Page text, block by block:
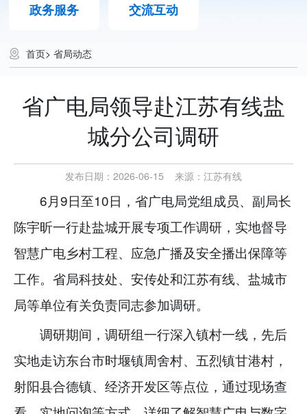
政务服务 交流互动
首页>省局动态
省广电局领导赴江苏有线盐
城分公司调研
发布日期：2026-06-15 来源： 江苏有线
6月9日至10日，省广电局党组成员、副局长
陈宇昕一行赴盐城开展专项工作调研，实地督导
智慧广电乡村工程、应急广播及安全播出保障等
工作。省局科技处、安传处和江苏有线、盐城市
局等单位有关负责同志参加调研。
调研期间，调研组一行深入镇村一线，先后
实地走访东台市时堰镇周舍村、五烈镇甘港村，
射阳县合德镇、经济开发区等点位，通过现场查